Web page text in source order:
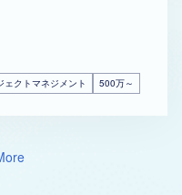
ェクトマネジメント 500万～